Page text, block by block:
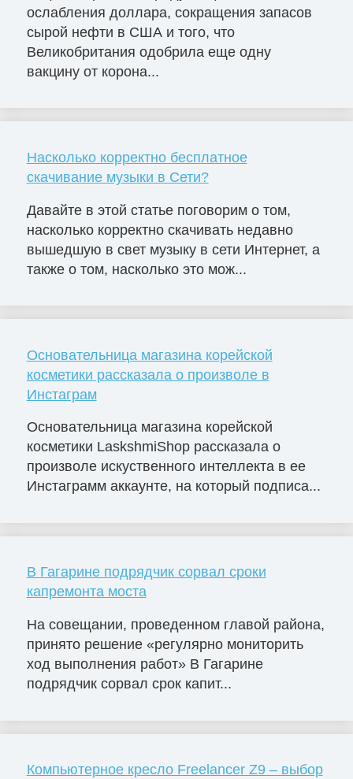
ослабления доллара, сокращения запасов
сырой нефти в США и того, что
Великобритания одобрила еще одну
вакцину от корона...
Насколько корректно бесплатное
скачивание музыки в Сети?
Давайте в этой статье поговорим о том,
насколько корректно скачивать недавно
вышедшую в свет музыку в сети Интернет, а
также о том, насколько это мож...
Основательница магазина корейской
косметики рассказала о произволе в
Инстаграм
Основательница магазина корейской
косметики LaskshmiShop рассказала о
произволе искуственного интеллекта в ее
Инстаграмм аккаунте, на который подписа...
В Гагарине подрядчик сорвал сроки
капремонта моста
На совещании, проведенном главой района,
принято решение «регулярно мониторить
ход выполнения работ» В Гагарине
подрядчик сорвал срок капит...
Компьютерное кресло Freelancer Z9 – выбор